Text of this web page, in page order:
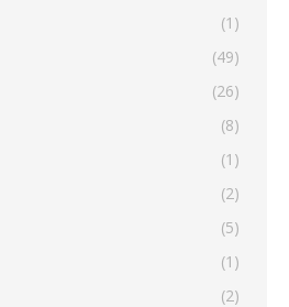
(1)
(49)
(26)
(8)
(1)
(2)
(5)
(1)
(2)